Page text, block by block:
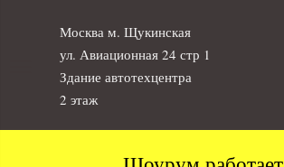
Москва м. Щукинская
ул. Авиационная 24 стр 1
Здание автотехцентра
2 этаж